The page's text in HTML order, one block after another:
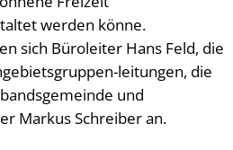
werden könne.
sich Büroleiter Hans Feld, die
leitungen, die
und
Markus Schreiber an.